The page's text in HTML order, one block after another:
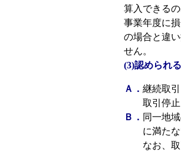
算入できる
事業年度に
の場合と違
せん。
(3)認められ
Ａ． 継続取
取引停
Ｂ． 同一地
に満た
なお、